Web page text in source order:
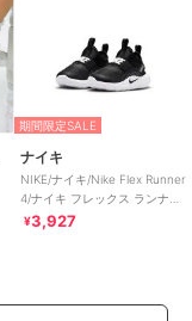
期間限定SALE
ナイキ
NIKE/ナイキ/Nike Flex Runner
4/ナイキ フレックス ランナー
4¥3,927